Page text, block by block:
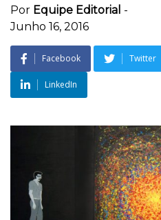
Por Equipe Editorial -
Junho 16, 2016
Facebook Twitter
LinkedIn